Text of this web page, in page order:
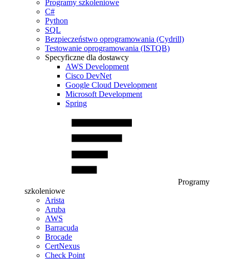
Programy szkoleniowe
C#
Python
SQL
Bezpieczeństwo oprogramowania (Cydrill)
Testowanie oprogramowania (ISTQB)
Specyficzne dla dostawcy
AWS Development
Cisco DevNet
Google Cloud Development
Microsoft Development
Spring
Programy
szkoleniowe
Arista
Aruba
AWS
Barracuda
Brocade
CertNexus
Check Point